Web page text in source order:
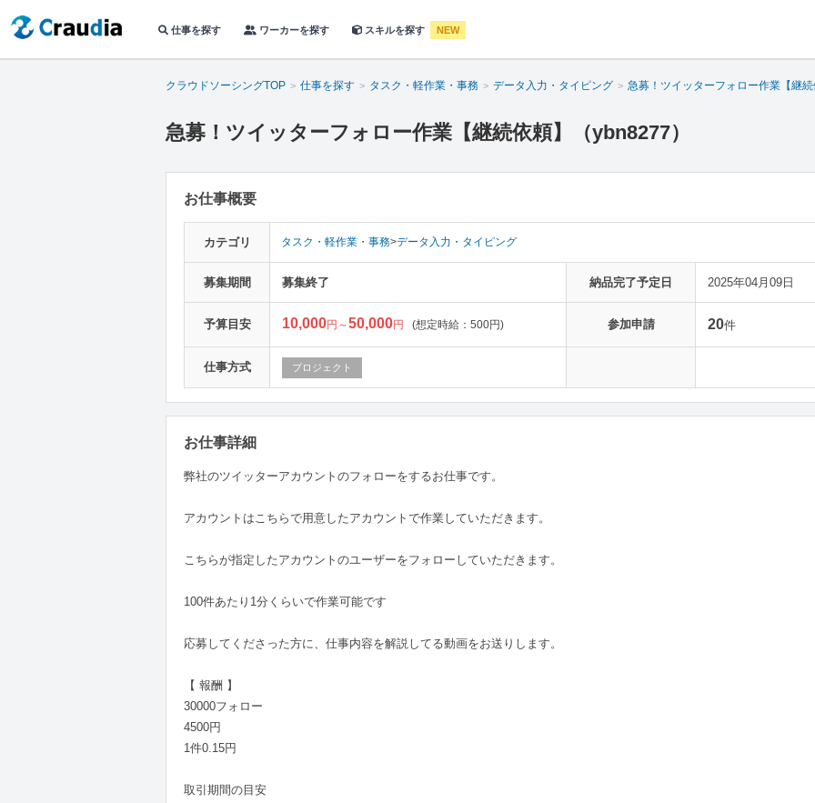
仕事を探す ワーカーを探す スキルを探す NEW
クラウドソーシングTOP 仕事を探す タスク・軽作業・事務 データ入力・タイピング 急募！ツイッターフォロー作業【継続
急募！ツイッターフォロー作業【継続依頼】（ybn8277）
お仕事概要
カテゴリ タスク・軽作業・事務>データ入力・タイピング
募集期間 募集終了 納品完了予定日 2025年04月09日
予算目安 10,000円～50,000円 (想定時給：500円) 参加申請 20件
仕事方式 プロジェクト
お仕事詳細
弊社のツイッターアカウントのフォローをするお仕事です。
アカウントはこちらで用意したアカウントで作業していただきます。
こちらが指定したアカウントのユーザーをフォローしていただきます。
100件あたり1分くらいで作業可能です
応募してくださった方に、仕事内容を解説してる動画をお送りします。
【 報酬 】
30000フォロー
4500円
1件0.15円
取引期間の目安